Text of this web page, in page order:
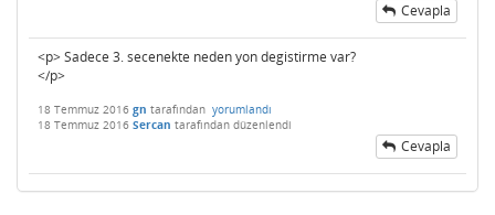
Cevapla
<p> Sadece 3. secenekte neden yon degistirme var?
</p>
18 Temmuz 2016 gn tarafından yorumlandı
18 Temmuz 2016 Sercan tarafından düzenlendi
Cevapla